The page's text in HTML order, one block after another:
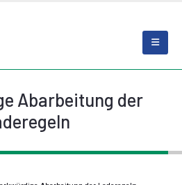
Abarbeitung der